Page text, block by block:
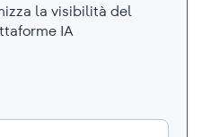
la visibilità del
IA